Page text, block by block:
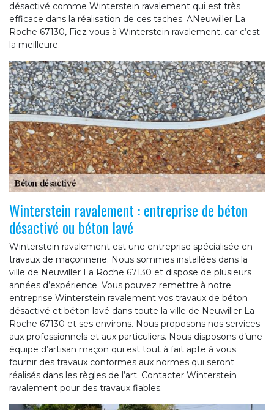
désactivé comme Winterstein ravalement qui est très
efficace dans la réalisation de ces taches. ANeuwiller La
Roche 67130, Fiez vous à Winterstein ravalement, car c’est
la meilleure.
Winterstein ravalement : entreprise de béton
désactivé ou béton lavé
Winterstein ravalement est une entreprise spécialisée en
travaux de maçonnerie. Nous sommes installées dans la
ville de Neuwiller La Roche 67130 et dispose de plusieurs
années d’expérience. Vous pouvez remettre à notre
entreprise Winterstein ravalement vos travaux de béton
désactivé et béton lavé dans toute la ville de Neuwiller La
Roche 67130 et ses environs. Nous proposons nos services
aux professionnels et aux particuliers. Nous disposons d’une
équipe d’artisan maçon qui est tout à fait apte à vous
fournir des travaux conformes aux normes qui seront
réalisés dans les règles de l’art. Contacter Winterstein
ravalement pour des travaux fiables.